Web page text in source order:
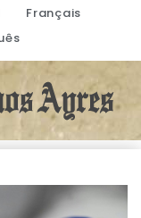
Français